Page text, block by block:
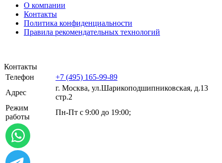
О компании
Контакты
Политика конфиденциальности
Правила рекомендательных технологий
Контакты
Телефон
+7 (495) 165-99-89
Адрес
г. Москва, ул.​​Шарикоподшипниковская, д.13
стр.2
Режим
работы
Пн-Пт с 9:00 до 19:00;